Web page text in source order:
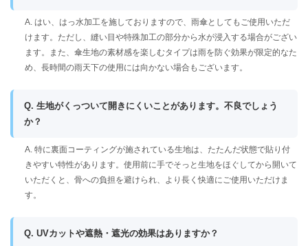
A. はい、はっ水加工を施しておりますので、雨傘としてもご使用いただ
けます。ただし、縫い目や特殊加工の部分から水が浸入する場合がござい
ます。また、傘生地の素材感を楽しむタイプは雨を防ぐ効果が限定的なた
め、長時間の雨天下の使用には向かない場合もございます。
Q. 生地がくっついて開きにくいことがあります。不良でしょう
か？
A. 特に裏面コーティングが施されている生地は、たたんだ状態で貼り付
きやすい特性があります。使用前に手でそっと生地をほぐしてから開いて
いただくと、骨への負担を避けられ、より長く快適にご使用いただけま
す。
Q. UVカットや遮熱・遮光の効果はありますか？